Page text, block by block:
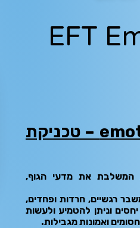
EFT
emotional freedom technique – טכניקת
המשלבת את מדעי הגוף,
רגשיים, חרדות ופחדים,
וניתן להטמיע ולעשות
ואמונות מגבילות.